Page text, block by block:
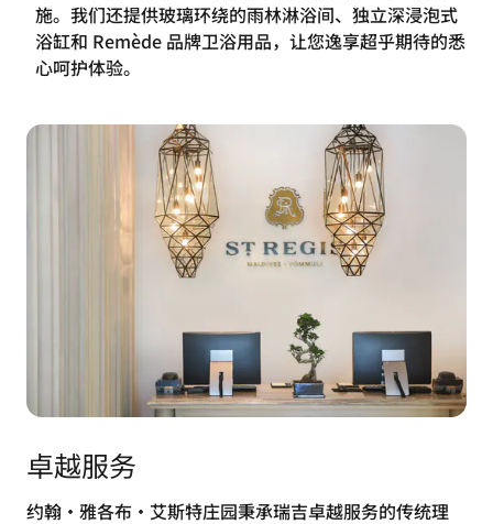
施。我们还提供玻璃环绕的雨林淋浴间、独立深浸泡式
浴缸和 Remède 品牌卫浴用品，让您逸享超乎期待的悉
心呵护体验。
卓越服务
约翰·雅各布·艾斯特庄园秉承瑞吉卓越服务的传统理